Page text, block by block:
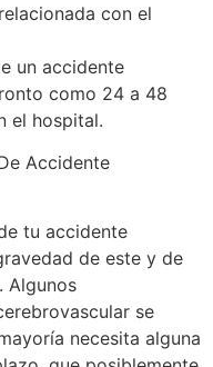
con el
un accidente
como 24 a 48
el hospital.
Accidente
tu accidente
de este y de
Algunos
se
necesita alguna